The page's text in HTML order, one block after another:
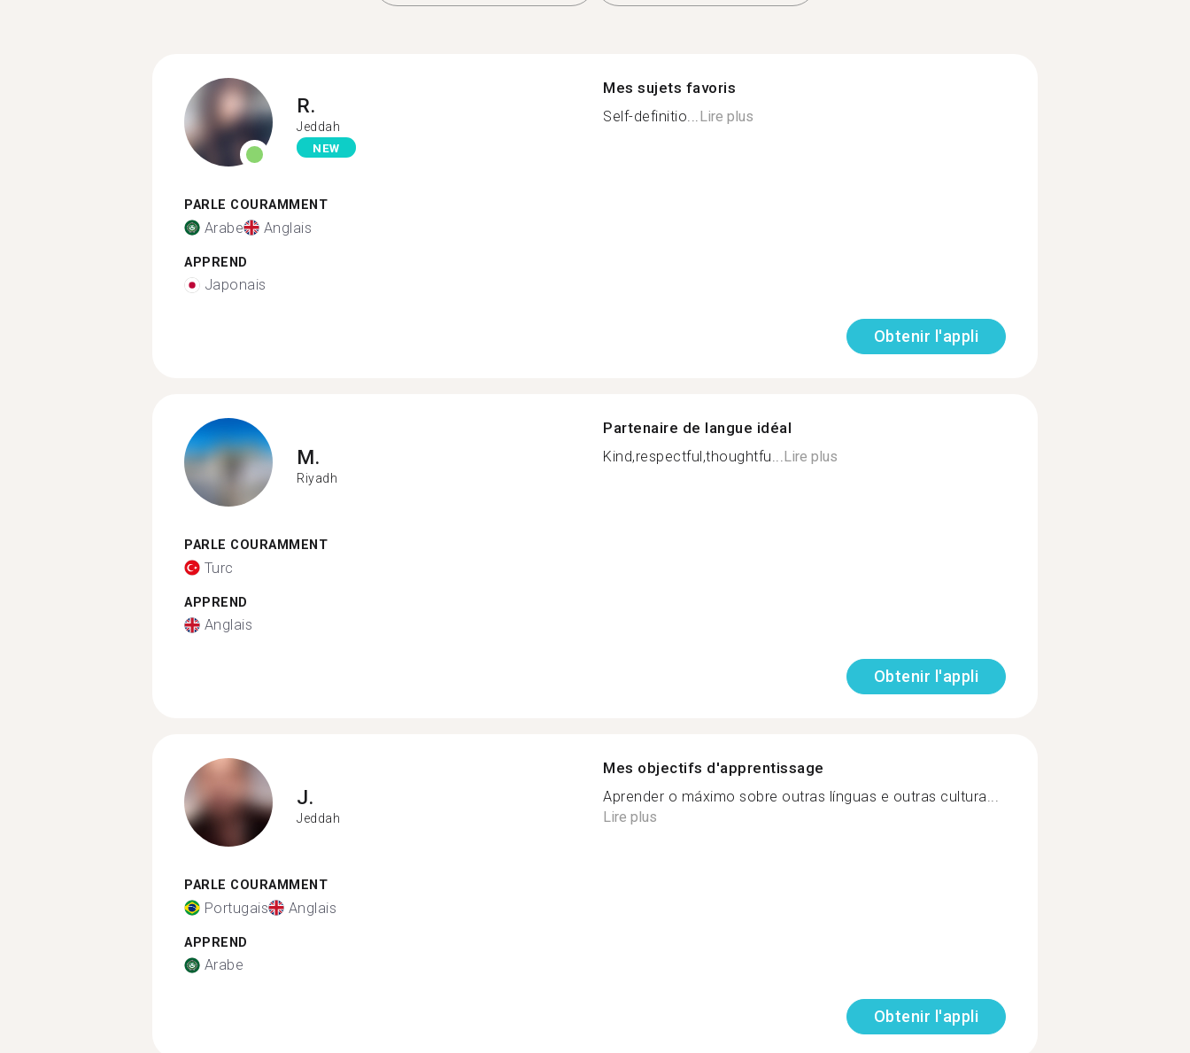
R.
Jeddah
NEW
PARLE COURAMMENT
Arabe Anglais
APPREND
Japonais
Mes sujets favoris
Self-definitio...Lire plus
Obtenir l'appli
M.
Riyadh
PARLE COURAMMENT
Turc
APPREND
Anglais
Partenaire de langue idéal
Kind,respectful,thoughtfu...Lire plus
Obtenir l'appli
J.
Jeddah
PARLE COURAMMENT
Portugais Anglais
APPREND
Arabe
Mes objectifs d'apprentissage
Aprender o máximo sobre outras línguas e outras cultura...
Lire plus
Obtenir l'appli